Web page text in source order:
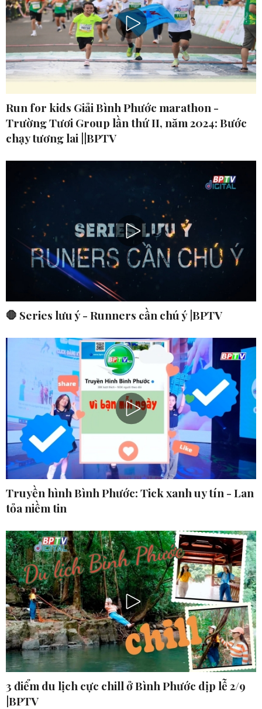
Run for kids Giải Bình Phước marathon -
Trường Tươi Group lần thứ II, năm 2024: Bước
chạy tương lai ||BPTV
🛑 Series lưu ý - Runners cần chú ý |BPTV
Truyền hình Bình Phước: Tick xanh uy tín - Lan
tỏa niềm tin
3 điểm du lịch cực chill ở Bình Phước dịp lễ 2/9
|BPTV